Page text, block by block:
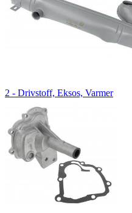
2 - Drivstoff, Eksos, Varmer